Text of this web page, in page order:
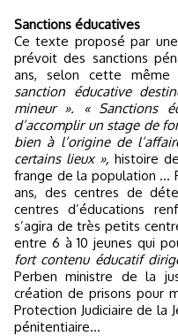
Sanctions éducatives
Ce texte proposé par
prévoit des sanctions
ans, selon cette même
sanction éducative
mineur ». « Sanctions
d’accomplir un stage de
bien à l’origine de
certains lieux », histoire
frange de la population ...
ans, des centres de
centres d’éducations
s’agira de très petits
entre 6 à 10 jeunes qui
fort contenu éducatif
Perben ministre de la
création de prisons pour
Protection Judiciaire de la
pénitentiaire…